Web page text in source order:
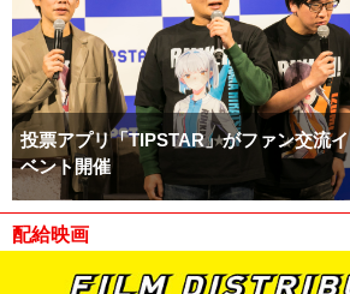
投票アプリ「TIPSTAR」がファン交流イ
ベント開催
配給映画